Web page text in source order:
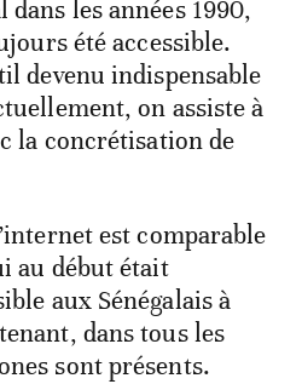
les années 1990,
été accessible.
devenu indispensable
on assiste à
la concrétisation de
est comparable
au début était
aux Sénégalais à
dans tous les
sont présents.